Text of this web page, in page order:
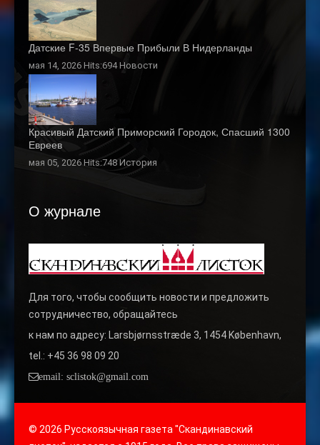
Датские F-35 Впервые Прибыли В Нидерланды
мая 14, 2026 Hits:694Новости
Красивый Датский Приморский Городок, Спасший 1300
Евреев
мая 05, 2026 Hits:748 История
О журнале
Для того, чтобы сообщить новости и предложить
сотрудничество, обращайтесь
к нам по адресу: Larsbjørnsstræde 3, 1454 København,
tel.: +45 36 98 09 20
email: sclistok@gmail.com
© 2026 Русскоязычная газета "Скандинавский